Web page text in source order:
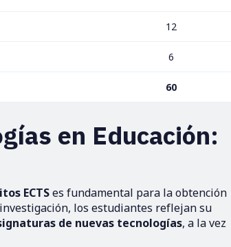
12
6
60
en Educación:
ECTSes fundamental para la obtención
los estudiantes reflejan su
de nuevas tecnologías, a la vez